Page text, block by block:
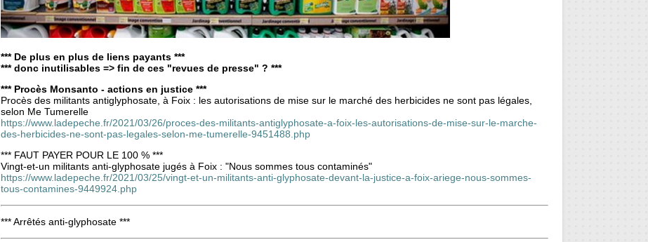
*** De plus en plus de liens payants ***
*** donc inutilisables => fin de ces "revues de presse" ? ***
*** Procès Monsanto - actions en justice ***
Procès des militants antiglyphosate, à Foix : les autorisations de mise sur le marché des herbicides ne sont pas légales,
selon Me Tumerelle
https://www.ladepeche.fr/2021/03/26/proces-des-militants-antiglyphosate-a-foix-les-autorisations-de-mise-sur-le-marche-
des-herbicides-ne-sont-pas-legales-selon-me-tumerelle-9451488.php
*** FAUT PAYER POUR LE 100 % ***
Vingt-et-un militants anti-glyphosate jugés à Foix : "Nous sommes tous contaminés"
https://www.ladepeche.fr/2021/03/25/vingt-et-un-militants-anti-glyphosate-devant-la-justice-a-foix-ariege-nous-sommes-
tous-contamines-9449924.php
*** Arrêtés anti-glyphosate ***